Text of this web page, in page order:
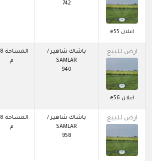
اعلان e55
742
ارض للبيع
اعلان e56
باشاك شاهير /
SAMLAR
940
م
ارض للبيع
باشاك شاهير /
SAMLAR
958
م